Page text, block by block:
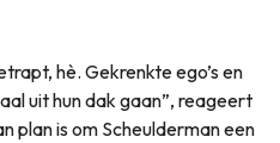
hè. Gekrenkte ego’s en
uit hun dak gaan”, reageert
plan is om Scheulderman een